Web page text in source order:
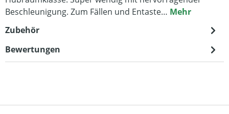
Beschleunigung. Zum Fällen und Entaste… Mehr
Zubehör
Bewertungen